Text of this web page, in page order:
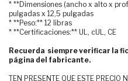
* **Dimensiones (ancho x alto x
pulgadas x 12,5 pulgadas
* **Peso:** 12 libras
* **Certificaciones:** UL, cUL, CE
Recuerda siempre verificar la
página del fabricante.
TEN PRESENTE QUE ESTE PRECIO